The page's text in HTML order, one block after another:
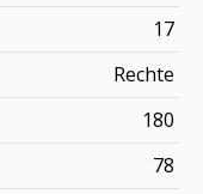
17
Rechte
180
78